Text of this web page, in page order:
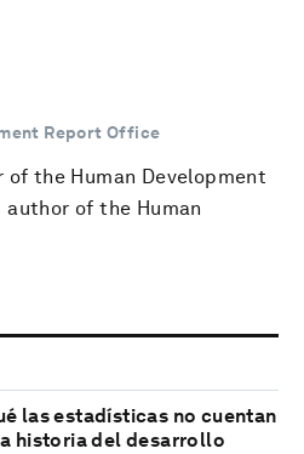
Report Office
of the Human Development
of the Human
las estadísticas no cuentan
historia del desarrollo